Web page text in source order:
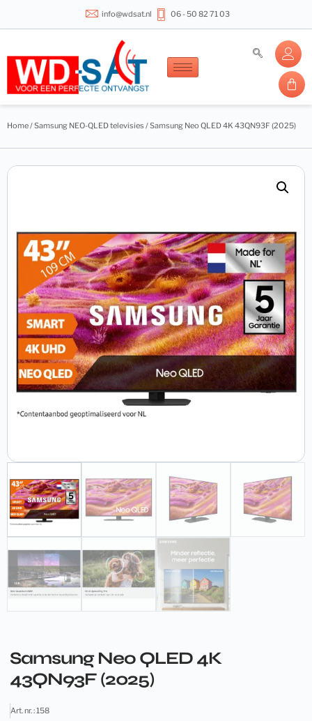
info@wdsat.nl 06 - 50 82 71 03
Home/Samsung NEO-QLED televisies / Samsung Neo QLED 4K 43QN93F (2025)
Samsung Neo QLED 4K
43QN93F (2025)
Art. nr. : 158